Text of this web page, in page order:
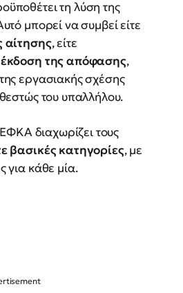
τη λύση της
μπορεί να συμβεί είτε
αίτησης, είτε
της απόφασης,
εργασιακής σχέσης
του υπαλλήλου.
διαχωρίζει τους
βασικές κατηγορίες, με
για κάθε μία.